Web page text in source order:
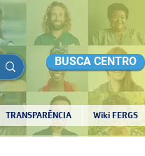
TRANSPARÊNCIA Wiki FERGS
BUSCA CENTRO